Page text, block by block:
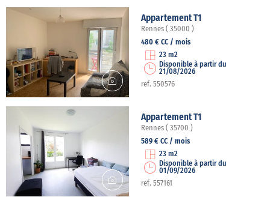
Appartement T1
Rennes ( 35000 )
480 € CC / mois
23 m2
Disponible à partir du
21/08/2026
ref. 550576
Appartement T1
Rennes ( 35700 )
589 € CC / mois
23 m2
Disponible à partir du
01/09/2026
ref. 557161